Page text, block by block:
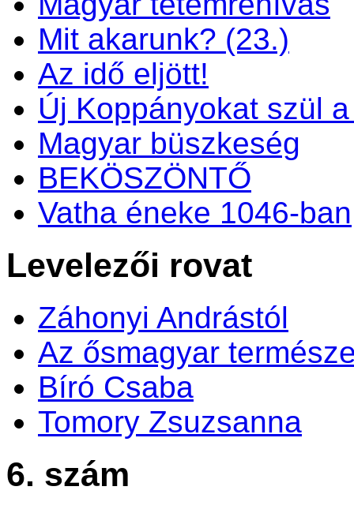
Mit akarunk? (23.)
Az idő eljött!
Új Koppányokat szül
Magyar büszkeség
BEKÖSZÖNTŐ
Vatha éneke 1046-ban
Levelezői rovat
Záhonyi Andrástól
Az ősmagyar
Bíró Csaba
Tomory Zsuzsanna
6. szám